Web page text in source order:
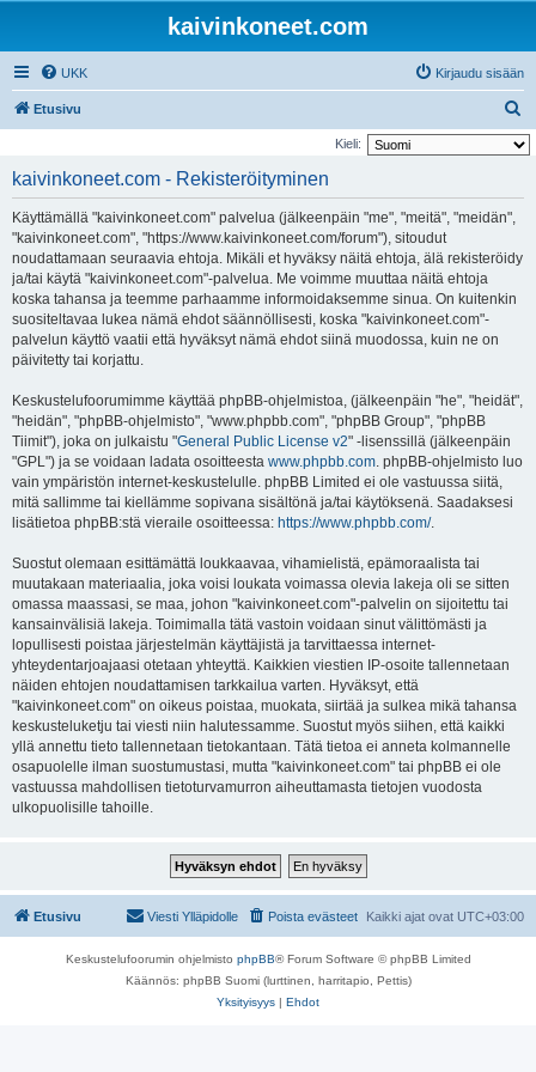
kaivinkoneet.com
UKK Kirjaudu sisään
Etusivu
t
Kieli:
kaivinkoneet.com - Rekisteröityminen
Käyttämällä "kaivinkoneet.com" palvelua (jälkeenpäin "me", "meitä", "meidän",
"kaivinkoneet.com", "https://www.kaivinkoneet.com/forum"), sitoudut
noudattamaan seuraavia ehtoja. Mikäli et hyväksy näitä ehtoja, älä rekisteröidy
ja/tai käytä "kaivinkoneet.com"-palvelua. Me voimme muuttaa näitä ehtoja
koska tahansa ja teemme parhaamme informoidaksemme sinua. On kuitenkin
suositeltavaa lukea nämä ehdot säännöllisesti, koska "kaivinkoneet.com"-
palvelun käyttö vaatii että hyväksyt nämä ehdot siinä muodossa, kuin ne on
päivitetty tai korjattu.
Keskustelufoorumimme käyttää phpBB-ohjelmistoa, (jälkeenpäin "he", "heidät",
"heidän", "phpBB-ohjelmisto", "www.phpbb.com", "phpBB Group", "phpBB
Tiimit"), joka on julkaistu "General Public License v2" -lisenssillä (jälkeenpäin
"GPL") ja se voidaan ladata osoitteesta www.phpbb.com. phpBB-ohjelmisto luo
vain ympäristön internet-keskustelulle. phpBB Limited ei ole vastuussa siitä,
mitä sallimme tai kiellämme sopivana sisältönä ja/tai käytöksenä. Saadaksesi
lisätietoa phpBB:stä vieraile osoitteessa: https://www.phpbb.com/.
Suostut olemaan esittämättä loukkaavaa, vihamielistä, epämoraalista tai
muutakaan materiaalia, joka voisi loukata voimassa olevia lakeja oli se sitten
omassa maassasi, se maa, johon "kaivinkoneet.com"-palvelin on sijoitettu tai
kansainvälisiä lakeja. Toimimalla tätä vastoin voidaan sinut välittömästi ja
lopullisesti poistaa järjestelmän käyttäjistä ja tarvittaessa internet-
yhteydentarjoajaasi otetaan yhteyttä. Kaikkien viestien IP-osoite tallennetaan
näiden ehtojen noudattamisen tarkkailua varten. Hyväksyt, että
"kaivinkoneet.com" on oikeus poistaa, muokata, siirtää ja sulkea mikä tahansa
keskusteluketju tai viesti niin halutessamme. Suostut myös siihen, että kaikki
yllä annettu tieto tallennetaan tietokantaan. Tätä tietoa ei anneta kolmannelle
osapuolelle ilman suostumustasi, mutta "kaivinkoneet.com" tai phpBB ei ole
vastuussa mahdollisen tietoturvamurron aiheuttamasta tietojen vuodosta
ulkopuolisille tahoille.
Etusivu Kaikki ajat ovat UTC+03:00
Poista evästeet
Viesti Ylläpidolle
Keskustelufoorumin ohjelmisto phpBB® Forum Software © phpBB Limited
Käännös: phpBB Suomi (lurttinen, harritapio, Pettis)
Yksityisyys | Ehdot